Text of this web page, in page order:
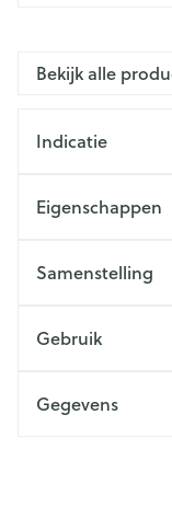
Bekijk alle
Indicatie
Eigenschappen
Samenstelling
Gebruik
Gegevens